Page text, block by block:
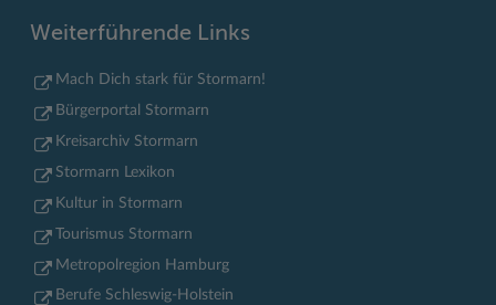
Weiterführende Links
Mach Dich stark für Stormarn!
Bürgerportal Stormarn
Kreisarchiv Stormarn
Stormarn Lexikon
Kultur in Stormarn
Tourismus Stormarn
Metropolregion Hamburg
Berufe Schleswig-Holstein